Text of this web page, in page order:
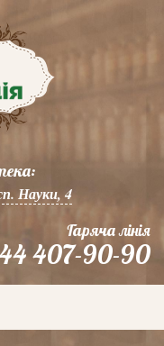
Науки, 4
Гаряча лінія
407-90-90